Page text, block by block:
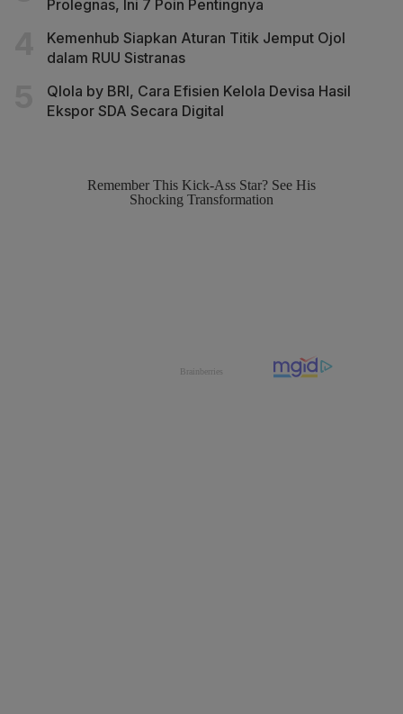
Prolegnas, Ini 7 Poin Pentingnya
Kemenhub Siapkan Aturan Titik Jemput Ojol
dalam RUU Sistranas
Qlola by BRI, Cara Efisien Kelola Devisa Hasil
Ekspor SDA Secara Digital